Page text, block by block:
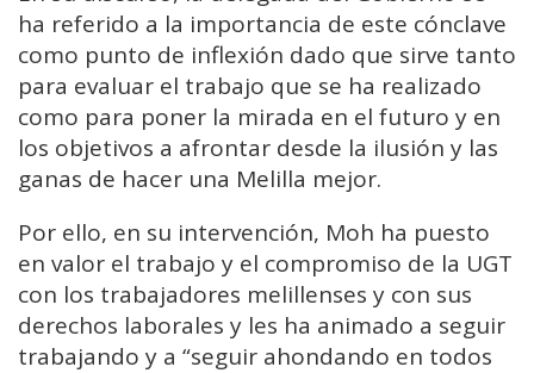
ha referido a la importancia de este cónclave
como punto de inflexión dado que sirve tanto
para evaluar el trabajo que se ha realizado
como para poner la mirada en el futuro y en
los objetivos a afrontar desde la ilusión y las
ganas de hacer una Melilla mejor.
Por ello, en su intervención, Moh ha puesto
en valor el trabajo y el compromiso de la UGT
con los trabajadores melillenses y con sus
derechos laborales y les ha animado a seguir
trabajando y a “seguir ahondando en todos